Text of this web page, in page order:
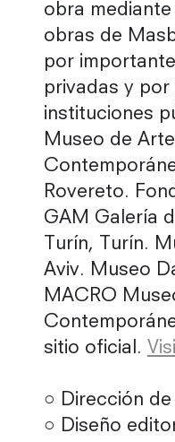
obra
obras de
por
privadas y por
instituciones
Museo de
Rovereto.
GAM Galería
Turín, Turín.
Aviv. Museo
MACRO
sitio oficial.
○ Dirección de
○ Diseño